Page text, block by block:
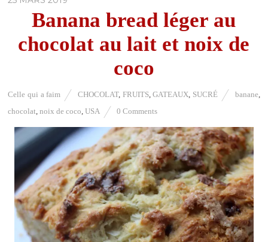
Banana bread léger au
chocolat au lait et noix de
coco
Celle qui a faim CHOCOLAT, FRUITS,GATEAUX SUCRÉ banane
chocolat ,noix de coco ,USA 0 Comments